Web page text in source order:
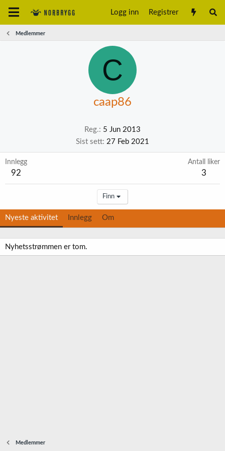
Logg inn Registrer
Medlemmer
C
caap86
Reg.
5 Jun 2013
Sist sett 27 Feb 2021
Innlegg
92
Antall liker
3
Finn
Nyeste aktivitet Innlegg Om
Nyhetsstrømmen er tom.
Medlemmer